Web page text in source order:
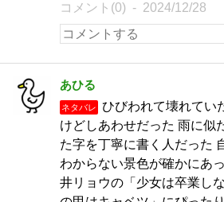
コメント(0) 2024/12/28
あひる
ネタバレ
ひびわれて壊れてい
けどしあわせだった 雨に似
た字を丁寧に書く人だった
わからない景色が確かにあ
井リョウの「少女は卒業し